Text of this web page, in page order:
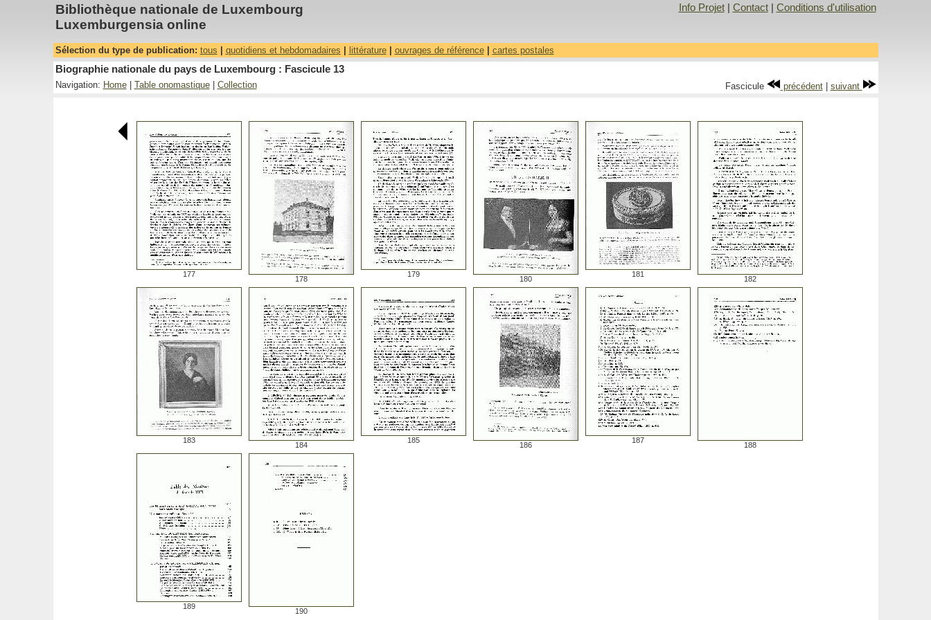
Bibliothèque nationale de Luxembourg
Luxemburgensia online
Info Projet| Contact| Conditions d'utilisation
Sélection du type de publication: tous quotidiens et hebdomadaires littérature| ouvrages de référence| cartes postales
Biographie nationale du pays de Luxembourg : Fascicule 13
Navigation: Home| Table onomastique| Collection Fascicule précédent| suivant
177
178
179
180
181
182
183
184
185
186
187
188
189
190